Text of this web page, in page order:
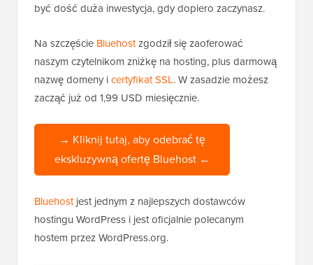
być dość duża inwestycja, gdy dopiero zaczynasz.
Na szczęście Bluehostzgodził się zaoferować
naszym czytelnikom zniżkę na hosting, plus darmową
nazwę domeny icertyfikat SSL. W zasadzie możesz
zacząć już od 1,99 USD miesięcznie.
→ Kliknij tutaj, aby odebrać tę
ekskluzywną ofertę Bluehost ←
Bluehostjest jednym z najlepszych dostawców
hostingu WordPress i jest oficjalnie polecanym
hostem przez WordPress.org.